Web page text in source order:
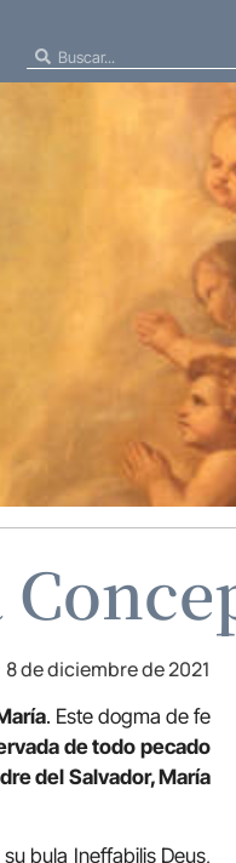
8 de diciembre de 2021
. Este dogma de fe
de todo pecado
del Salvador, María
bula Ineffabilis Deus,